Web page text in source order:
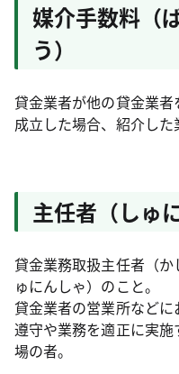
媒介手数料（
う）
貸金業者が他の貸金業
成立した場合、紹介した
主任者（しゅ
貸金業務取扱主任者（
ゅにんしゃ）のこと。
貸金業者の営業所など
遵守や業務を適正に実
場の者。